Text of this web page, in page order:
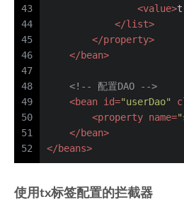
43
44
45
46
47
48
49
50
51
52
<value>
</list>
</property>
</bean>
<!-- 配置DAO -->
<bean id="userDao"
<property name=
</bean>
</beans>
使用tx标签配置的拦截器